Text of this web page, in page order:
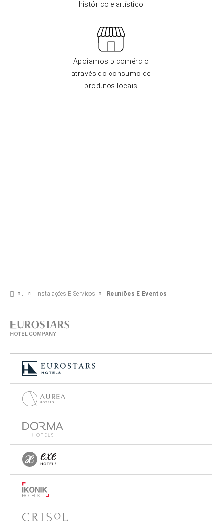
histórico e artístico
Apoiamos o comércio
através do consumo de
produtos locais
Instalações E Serviços Reuniões E Eventos